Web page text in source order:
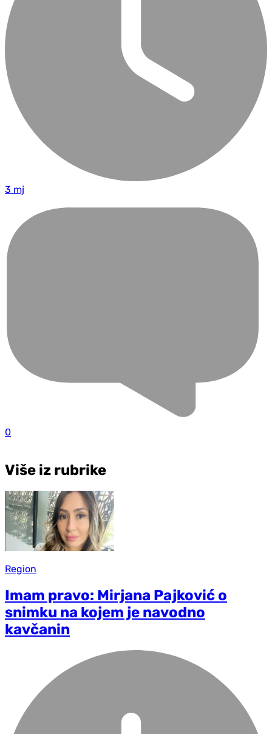
3 mj
0
Više iz rubrike
Region
Imam pravo: Mirjana Pajković o
snimku na kojem je navodno
kavčanin